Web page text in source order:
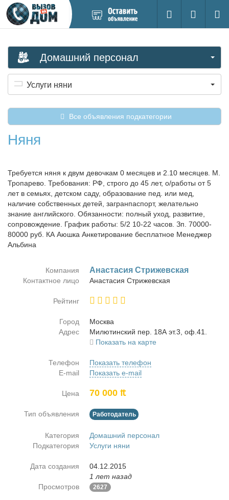
новое
Поиск
Вход на
Домашний персонал
Услуги няни
Все объявления подкатегории
Няня
Требуется няня к двум девочкам 0 месяцев и 2.10 месяцев. М.
Тропарево. Требования: РФ, строго до 45 лет, о/работы от 5
лет в семьях, детском саду, образование пед. или мед,
наличие собственных детей, загранпаспорт, желательно
знание английского. Обязанности: полный уход, развитие,
сопровождение. График работы: 5/2 10-22 часов. Зп. 70000-
80000 руб. КА Аюшка Анкетирование бесплатное Менеджер
Альбина
Компания Ана­ста­сия Стри­жев­ская
Контактное лицо Ана­ста­сия Стри­жев­ская
Рейтинг
Город
Москва
Адрес
Ми­лю­тин­ский пер. 18А эт.3, оф.41.
Показать на карте
Телефон
Показать телефон
E-mail
Показать e-mail
Цена 70 000 ₶
Тип объявления Работодатель
Категория
Домашний персонал
Подкатегория
Услуги няни
Дата создания
04.12.2015
1 лет назад
Просмотров
2627